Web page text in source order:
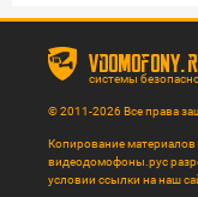
системы
© 2011-2026 Все права
Копирование материалов
видеодомофоны.рус
условии ссылки на наш